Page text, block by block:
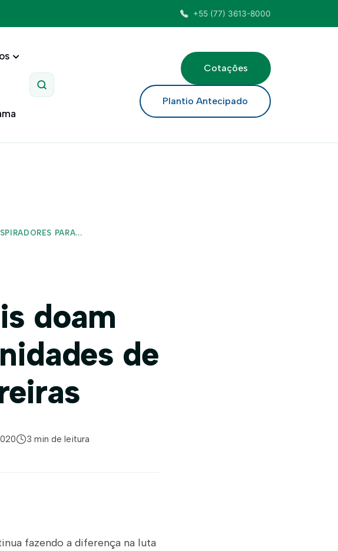
+55 (77) 3613-8000
Pesquisar
Cotações
Plantio Antecipado
PARA...
doam
de
3 min de leitura
fazendo a diferença na luta